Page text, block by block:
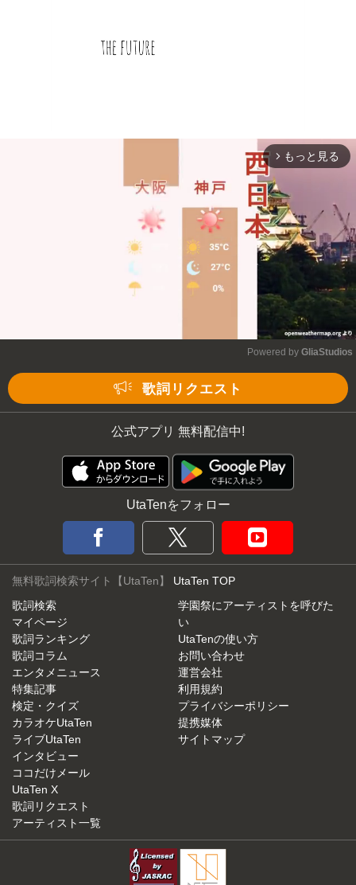
arrow_forward_ios もっと見る
Powered by GliaStudios
歌詞リクエスト
公式アプリ 無料配信中!
UtaTenをフォロー
無料歌詞検索サイト【UtaTen】 UtaTen TOP
歌詞検索
マイページ
歌詞ランキング
歌詞コラム
エンタメニュース
特集記事
検定・クイズ
カラオケUtaTen
ライブUtaTen
インタビュー
ココだけメール
UtaTen X
歌詞リクエスト
アーティスト一覧
学園祭にアーティストを呼びた
い
UtaTenの使い方
お問い合わせ
運営会社
利用規約
プライバシーポリシー
提携媒体
サイトマップ